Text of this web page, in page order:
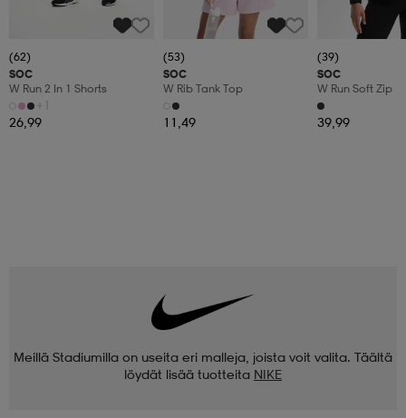
(62)
SOC
W Run 2 In 1 Shorts
+1
26,99
(53)
SOC
W Rib Tank Top
11,49
(39)
SOC
W Run Soft Zip
39,99
Meillä Stadiumilla on useita eri malleja, joista voit valita. Täältä
löydät lisää tuotteita NIKE